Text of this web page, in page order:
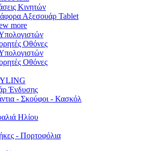
Κινητών
Αξεσουάρ Tablet
more
Οθόνες
Οθόνες
Ένδυσης
- Σκούφοι - Κασκόλ
Ηλίου
- Πορτοφόλια